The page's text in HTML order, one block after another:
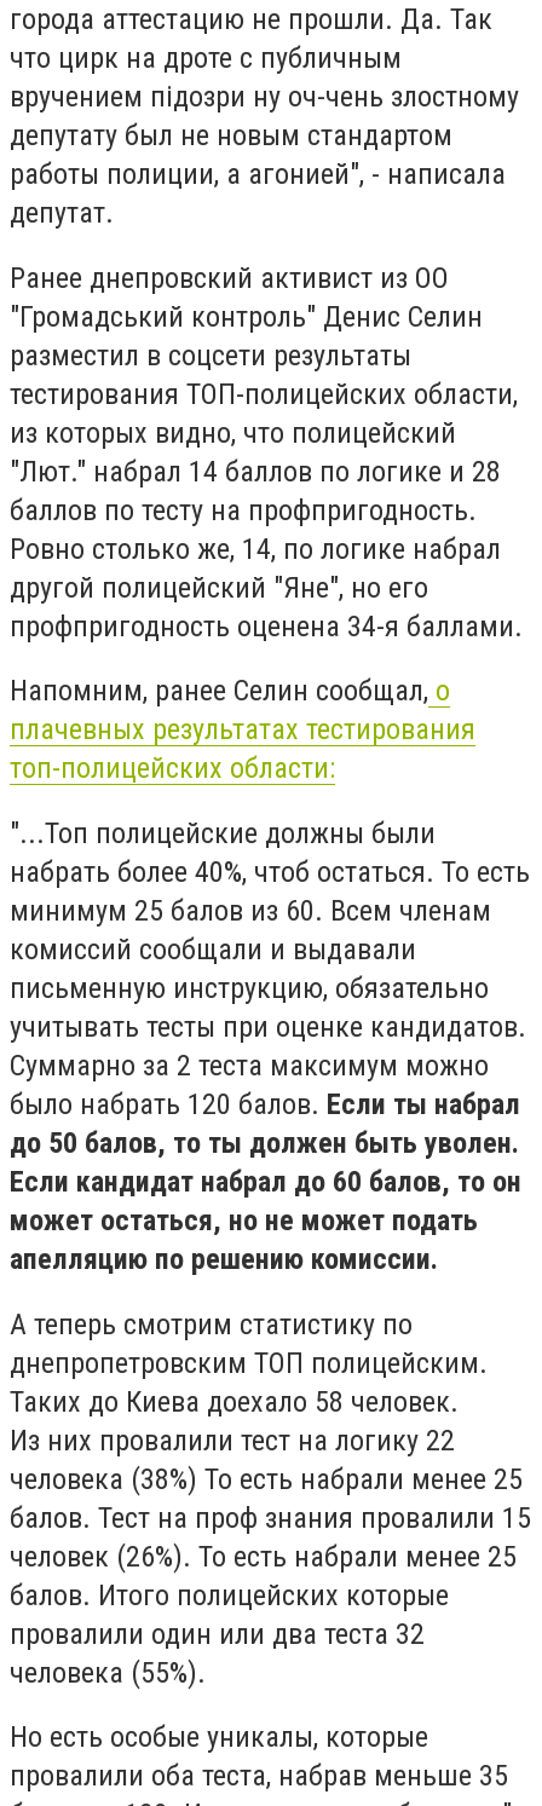
города аттестацию не прошли. Да. Так
что цирк на дроте с публичным
вручением підозри ну оч-чень злостному
депутату был не новым стандартом
работы полиции, а агонией", - написала
депутат.
Ранее днепровский активист из ОО
"Громадський контроль" Денис Селин
разместил в соцсети результаты
тестирования ТОП-полицейских области,
из которых видно, что полицейский
"Лют." набрал 14 баллов по логике и 28
баллов по тесту на профпригодность.
Ровно столько же, 14, по логике набрал
другой полицейский "Яне", но его
профпригодность оценена 34-я баллами.
Напомним, ранее Селин сообщал, о
плачевных результатах тестирования
топ-полицейских области:
"...Топ полицейские должны были
набрать более 40%, чтоб остаться. То есть
минимум 25 балов из 60. Всем членам
комиссий сообщали и выдавали
письменную инструкцию, обязательно
учитывать тесты при оценке кандидатов.
Суммарно за 2 теста максимум можно
было набрать 120 балов. Если ты набрал
до 50 балов, то ты должен быть уволен.
Если кандидат набрал до 60 балов, то он
может остаться, но не может подать
апелляцию по решению комиссии.
А теперь смотрим статистику по
днепропетровским ТОП полицейским.
Таких до Киева доехало 58 человек.
Из них провалили тест на логику 22
человека (38%) То есть набрали менее 25
балов. Тест на проф знания провалили 15
человек (26%). То есть набрали менее 25
балов. Итого полицейских которые
провалили один или два теста 32
человека (55%).
Но есть особые уникалы, которые
провалили оба теста, набрав меньше 35